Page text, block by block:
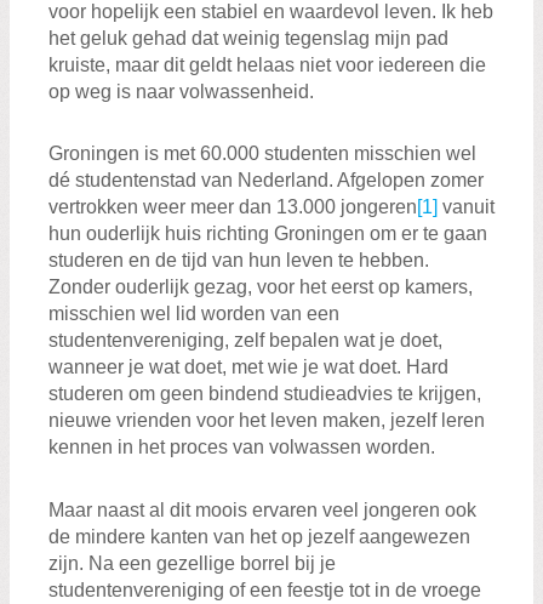
voor hopelijk een stabiel en waardevol leven. Ik heb
het geluk gehad dat weinig tegenslag mijn pad
kruiste, maar dit geldt helaas niet voor iedereen die
op weg is naar volwassenheid.
Groningen is met 60.000 studenten misschien wel
dé studentenstad van Nederland. Afgelopen zomer
vertrokken weer meer dan 13.000 jongeren [1] vanuit
hun ouderlijk huis richting Groningen om er te gaan
studeren en de tijd van hun leven te hebben.
Zonder ouderlijk gezag, voor het eerst op kamers,
misschien wel lid worden van een
studentenvereniging, zelf bepalen wat je doet,
wanneer je wat doet, met wie je wat doet. Hard
studeren om geen bindend studieadvies te krijgen,
nieuwe vrienden voor het leven maken, jezelf leren
kennen in het proces van volwassen worden.
Maar naast al dit moois ervaren veel jongeren ook
de mindere kanten van het op jezelf aangewezen
zijn. Na een gezellige borrel bij je
studentenvereniging of een feestje tot in de vroege